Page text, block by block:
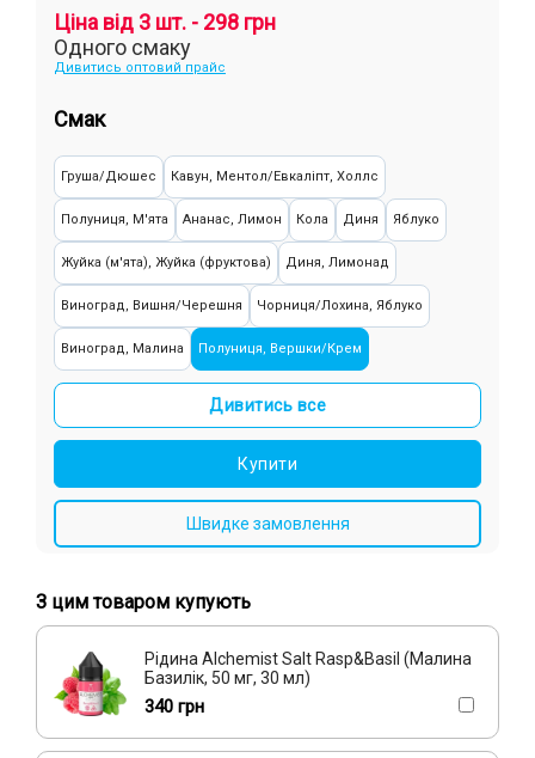
Ціна від 3 шт. - 298 грн
Одного смаку
Дивитись оптовий прайс
Смак
Груша/Дюшес Кавун, Ментол/Евкаліпт, Холлс
Полуниця, М'ята Ананас, Лимон Кола Диня Яблуко
Жуйка (м'ята), Жуйка (фруктова) Диня, Лимонад
Виноград, Вишня/Черешня Чорниця/Лохина, Яблуко
Виноград, Малина Полуниця, Вершки/Крем
Кавун, Вишня/Черешня, Яблуко
Дивитись все
Купити
Швидке замовлення
З цим товаром купують
Рідина Alchemist Salt Rasp&Basil (Малина
Базилік, 50 мг, 30 мл)
340 грн